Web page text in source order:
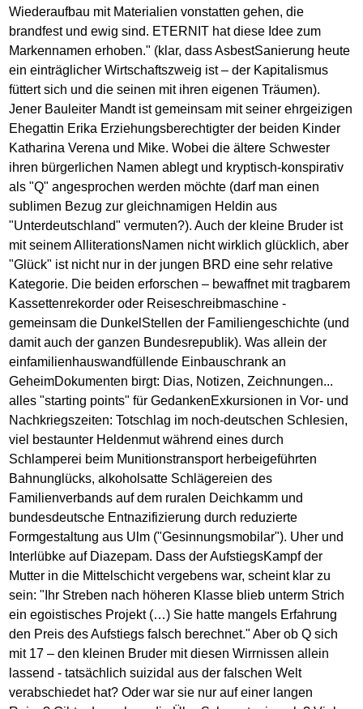
Wiederaufbau mit Materialien vonstatten gehen, die
brandfest und ewig sind. ETERNIT hat diese Idee zum
Markennamen erhoben." (klar, dass AsbestSanierung heute
ein einträglicher Wirtschaftszweig ist – der Kapitalismus
füttert sich und die seinen mit ihren eigenen Träumen).
Jener Bauleiter Mandt ist gemeinsam mit seiner ehrgeizigen
Ehegattin Erika Erziehungsberechtigter der beiden Kinder
Katharina Verena und Mike. Wobei die ältere Schwester
ihren bürgerlichen Namen ablegt und kryptisch-konspirativ
als "Q" angesprochen werden möchte (darf man einen
sublimen Bezug zur gleichnamigen Heldin aus
"Unterdeutschland" vermuten?). Auch der kleine Bruder ist
mit seinem AlliterationsNamen nicht wirklich glücklich, aber
"Glück" ist nicht nur in der jungen BRD eine sehr relative
Kategorie. Die beiden erforschen – bewaffnet mit tragbarem
Kassettenrekorder oder Reiseschreibmaschine -
gemeinsam die DunkelStellen der Familiengeschichte (und
damit auch der ganzen Bundesrepublik). Was allein der
einfamilienhauswandfüllende Einbauschrank an
GeheimDokumenten birgt: Dias, Notizen, Zeichnungen...
alles "starting points" für GedankenExkursionen in Vor- und
Nachkriegszeiten: Totschlag im noch-deutschen Schlesien,
viel bestaunter Heldenmut während eines durch
Schlamperei beim Munitionstransport herbeigeführten
Bahnunglücks, alkoholsatte Schlägereien des
Familienverbands auf dem ruralen Deichkamm und
bundesdeutsche Entnazifizierung durch reduzierte
Formgestaltung aus Ulm ("Gesinnungsmobilar"). Uher und
Interlübke auf Diazepam. Dass der AufstiegsKampf der
Mutter in die Mittelschicht vergebens war, scheint klar zu
sein: "Ihr Streben nach höheren Klasse blieb unterm Strich
ein egoistisches Projekt (…) Sie hatte mangels Erfahrung
den Preis des Aufstiegs falsch berechnet." Aber ob Q sich
mit 17 – den kleinen Bruder mit diesen Wirrnissen allein
lassend - tatsächlich suizidal aus der falschen Welt
verabschiedet hat? Oder war sie nur auf einer langen